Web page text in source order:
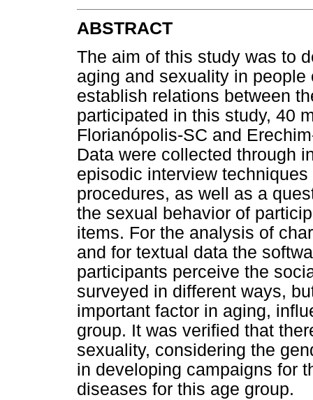
ABSTRACT
The aim of this study was to
aging and sexuality in
establish relations between
participated in this study, 40
Florianópolis-SC and
Data were collected through
episodic interview
procedures, as well as a
the sexual behavior of
items. For the analysis of
and for textual data the
participants perceive the
surveyed in different ways,
important factor in aging,
group. It was verified that
sexuality, considering the
in developing campaigns for
diseases for this age group.